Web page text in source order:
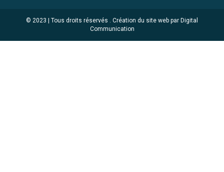
© 2023 | Tous droits réservés . Création du site web par Digital
Communication